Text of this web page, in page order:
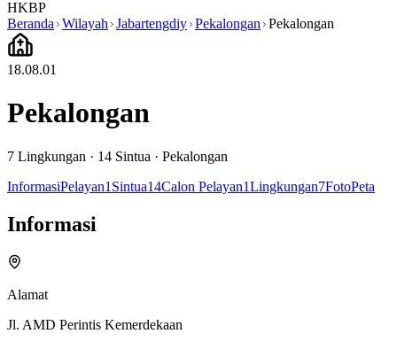
HKBP
Beranda Wilayah Jabartengdiy Pekalongan Pekalongan
18.08.01
Pekalongan
7 Lingkungan · 14 Sintua · Pekalongan
InformasiPelayan1 Sintua14Calon Pelayan1Lingkungan7FotoPeta
Informasi
Alamat
Jl. AMD Perintis Kemerdekaan